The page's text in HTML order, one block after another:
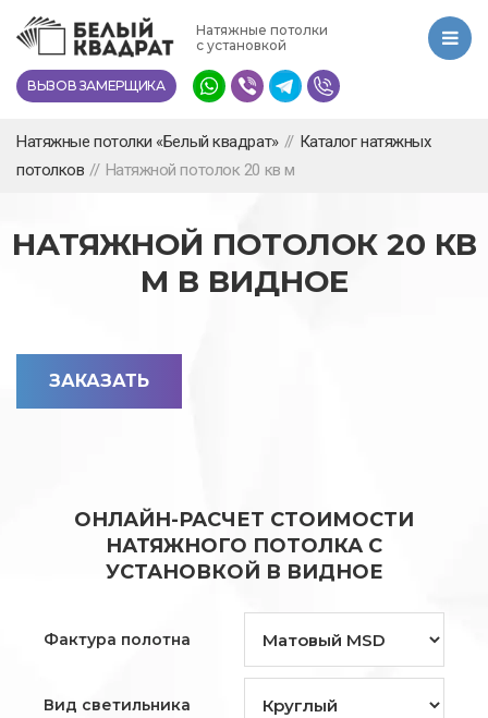
Перейти
основному
содержанию
Натяжные потолки
с установкой
ВЫЗОВ ЗАМЕРЩИКА
Натяжные потолки «Белый квадрат» // Каталог натяжных
потолков // Натяжной потолок 20 кв м
НАТЯЖНОЙ ПОТОЛОК 20 КВ
М В ВИДНОЕ
ЗАКАЗАТЬ
ОНЛАЙН-РАСЧЕТ СТОИМОСТИ
НАТЯЖНОГО ПОТОЛКА С
УСТАНОВКОЙ В ВИДНОЕ
Фактура полотна
Вид светильника